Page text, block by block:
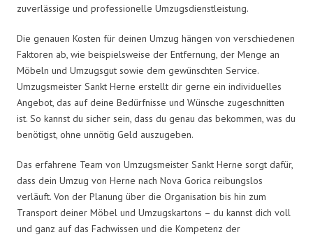
zuverlässige und professionelle Umzugsdienstleistung.
Die genauen Kosten für deinen Umzug hängen von verschiedenen
Faktoren ab, wie beispielsweise der Entfernung, der Menge an
Möbeln und Umzugsgut sowie dem gewünschten Service.
Umzugsmeister Sankt Herne erstellt dir gerne ein individuelles
Angebot, das auf deine Bedürfnisse und Wünsche zugeschnitten
ist. So kannst du sicher sein, dass du genau das bekommen, was du
benötigst, ohne unnötig Geld auszugeben.
Das erfahrene Team von Umzugsmeister Sankt Herne sorgt dafür,
dass dein Umzug von Herne nach Nova Gorica reibungslos
verläuft. Von der Planung über die Organisation bis hin zum
Transport deiner Möbel und Umzugskartons – du kannst dich voll
und ganz auf das Fachwissen und die Kompetenz der